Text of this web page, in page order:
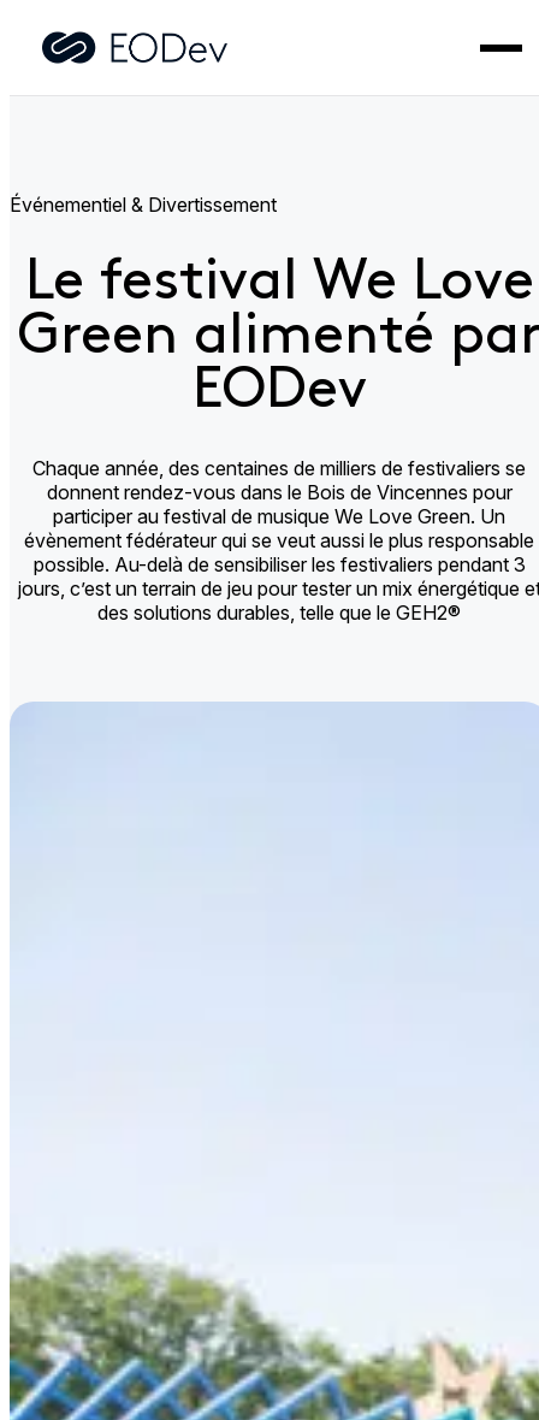
Accueil> Applications>
Événementiel & Divertissement​
Le festival We Love
Green alimenté
EODev​
Chaque année, des centaines de milliers de festivaliers se
donnent rendez-vous dans le Bois de Vincennes pour
participer au festival de musique We Love Green. Un
évènement fédérateur qui se veut aussi le plus responsable
possible. Au-delà de sensibiliser les festivaliers pendant 3
jours, c’est un terrain de jeu pour tester un mix énergétique
des solutions durables, telle que le GEH2®​